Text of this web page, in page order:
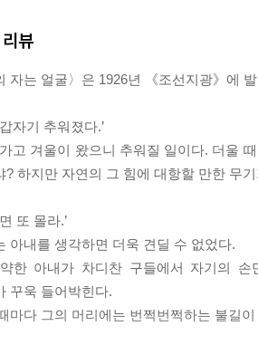
뷰
자는 얼굴〉은 1926년 《조선지광》에
자기 추워졌다.’
가고 겨울이 왔으니 추워질 일이다. 더울
? 하지만 자연의 그 힘에 대항할 만한 무
또 몰라.’
아내를 생각하면 더욱 견딜 수 없었다.
한 아내가 차디찬 구들에서 자기의
꾸욱 들어박힌다.
마다 그의 머리에는 번쩍번쩍하는 불길